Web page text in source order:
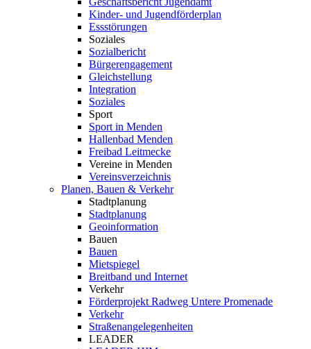
Kinder- und Jugendförderplan
Essstörungen
Soziales
Sozialbericht
Bürgerengagement
Gleichstellung
Integration
Soziales
Sport
Sport in Menden
Hallenbad Menden
Freibad Leitmecke
Vereine in Menden
Vereinsverzeichnis
Planen, Bauen & Verkehr
Stadtplanung
Stadtplanung
Geoinformation
Bauen
Bauen
Mietspiegel
Breitband und Internet
Verkehr
Förderprojekt Radweg Untere Promenade
Verkehr
Straßenangelegenheiten
LEADER